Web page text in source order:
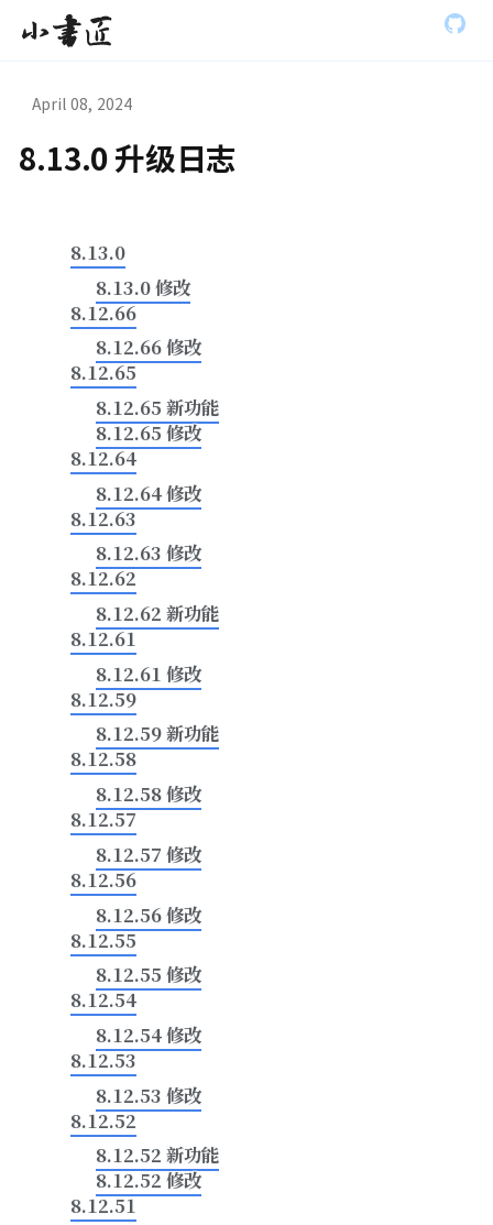
小书匠
April 08, 2024
8.13.0 升级日志
8.13.0
8.13.0 修改
8.12.66
8.12.66 修改
8.12.65
8.12.65 新功能
8.12.65 修改
8.12.64
8.12.64 修改
8.12.63
8.12.63 修改
8.12.62
8.12.62 新功能
8.12.61
8.12.61 修改
8.12.59
8.12.59 新功能
8.12.58
8.12.58 修改
8.12.57
8.12.57 修改
8.12.56
8.12.56 修改
8.12.55
8.12.55 修改
8.12.54
8.12.54 修改
8.12.53
8.12.53 修改
8.12.52
8.12.52 新功能
8.12.52 修改
8.12.51
式演